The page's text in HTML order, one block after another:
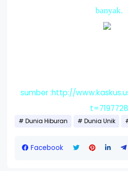
banyak.
sumber :http://
t=7197728
Dunia Hiburan Dunia Unik
Facebook